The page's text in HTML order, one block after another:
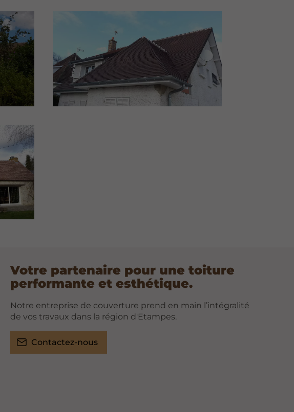
Votre partenaire pour une toiture
performante et esthétique.
Notre entreprise de couverture prend en main l’intégralité
de vos travaux dans la région d'Etampes.
Contactez-nous